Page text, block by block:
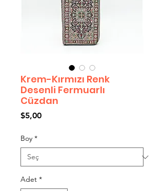
Krem-Kırmızı Renk
Desenli Fermuarlı
Cüzdan
$5,00Fiyat
Boy *
Adet *